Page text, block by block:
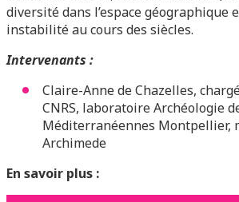
diversité dans l’espace géographique
instabilité au cours des siècles.
Intervenants :
Claire-Anne de Chazelles,
CNRS, laboratoire Archéologie
Méditerranéennes Montpellier,
Archimede
En savoir plus :